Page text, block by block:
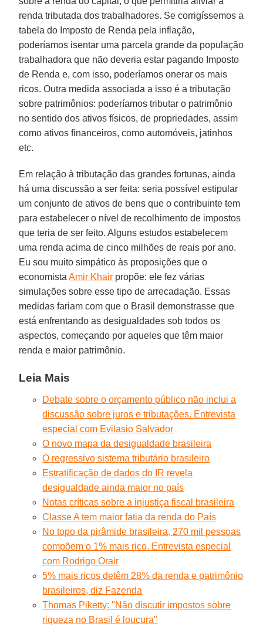
renda tributada dos trabalhadores. Se corrigíssemos a
tabela do Imposto de Renda pela inflação,
poderíamos isentar uma parcela grande da população
trabalhadora que não deveria estar pagando Imposto
de Renda e, com isso, poderíamos onerar os mais
ricos. Outra medida associada a isso é a tributação
sobre patrimônios: poderíamos tributar o patrimônio
no sentido dos ativos físicos, de propriedades, assim
como ativos financeiros, como automóveis, jatinhos
etc.
Em relação à tributação das grandes fortunas, ainda
há uma discussão a ser feita: seria possível estipular
um conjunto de ativos de bens que o contribuinte tem
para estabelecer o nível de recolhimento de impostos
que teria de ser feito. Alguns estudos estabelecem
uma renda acima de cinco milhões de reais por ano.
Eu sou muito simpático às proposições que o
economistaAmir Khair propõe: ele fez várias
simulações sobre esse tipo de arrecadação. Essas
medidas fariam com que o Brasil demonstrasse que
está enfrentando as desigualdades sob todos os
aspectos, começando por aqueles que têm maior
renda e maior patrimônio.
Leia Mais
Debate sobre o orçamento público não inclui a
discussão sobre juros e tributações. Entrevista
especial com Evilasio Salvador
O novo mapa da desigualdade brasileira
O regressivo sistema tributário brasileiro
Estratificação de dados do IR revela
desigualdade ainda maior no país
Notas críticas sobre a injustiça fiscal brasileira
Classe A tem maior fatia da renda do País
No topo da pirâmide brasileira, 270 mil pessoas
compõem o 1% mais rico. Entrevista especial
com Rodrigo Orair
5% mais ricos detêm 28% da renda e patrimônio
brasileiros, diz Fazenda
Thomas Piketty: "Não discutir impostos sobre
riqueza no Brasil é loucura"